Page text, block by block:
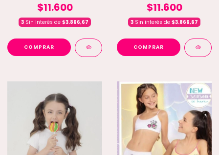
$11.600
3 Sin interés de $3.866,67
COMPRAR
$11.600
3 Sin interés de $3.866,67
COMPRAR